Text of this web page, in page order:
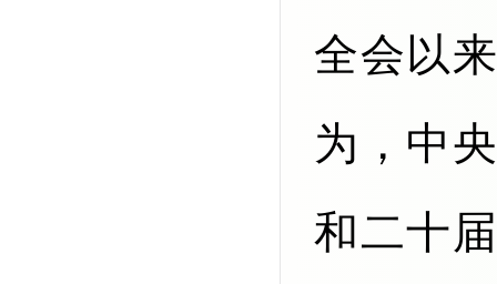
全会以
为，中
和二十